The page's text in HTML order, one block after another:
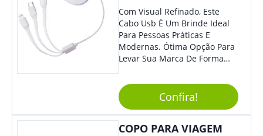
Com Visual Refinado, Este
Cabo Usb É Um Brinde Ideal
Para Pessoas Práticas E
Modernas. Ótima Opção Para
Levar Sua Marca De Forma
Sua Empresa Em Eventos,
Reuniões Corporativas Ou Até
Mesmo Para Presentear
Colaboradores E Parceiros De
Sua Empresa.
Confira!
COPO PARA VIAGEM